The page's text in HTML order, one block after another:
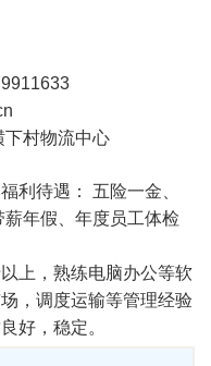
下村物流中心
利待遇： 五险一金、
年假、年度员工体检
上，熟练电脑办公等软
，调度运输等管理经验
好，稳定。